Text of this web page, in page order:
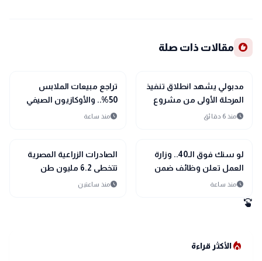
recommend مقالات ذات صلة
public
الأخبار المحلية
مدبولي يشهد انطلاق تنفيذ
المرحلة الأولى من مشروع
«علم الروم» بمطروح
scheduleمنذ 6 دقائق
public
الأخبار المحلية
تراجع مبيعات الملابس
50%.. والأوكازيون الصيفي
ينعش الأسواق
scheduleمنذ ساعة
public
الأخبار المحلية
لو سنك فوق الـ40.. وزارة
العمل تعلن وظائف ضمن
مبادرة «شغلني»
scheduleمنذ ساعة
public
الأخبار المحلية
الصادرات الزراعية المصرية
تتخطى 6.2 مليون طن
وتفتح اسواق عالمية جديدة
scheduleمنذ ساعتين
swipe
local_fire_departmentالأكثر قراءة